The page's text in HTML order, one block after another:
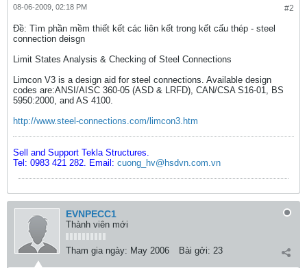
#2
08-06-2009, 02:18 PM
Ðề: Tìm phần mềm thiết kết các liên kết trong kết cấu thép - steel
connection deisgn
Limit States Analysis & Checking of Steel Connections
Limcon V3 is a design aid for steel connections. Available design
codes are:ANSI/AISC 360-05 (ASD & LRFD), CAN/CSA S16-01, BS
5950:2000, and AS 4100.
http://www.steel-connections.com/limcon3.htm
Sell and Support Tekla Structures.
Tel: 0983 421 282. Email: cuong_hv@hsdvn.com.vn
EVNPECC1
Thành viên mới
Tham gia ngày: May 2006 Bài gởi: 23